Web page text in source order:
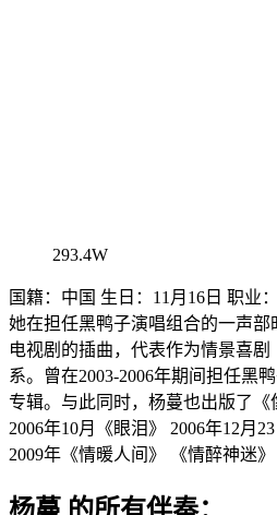
293.4W
国籍：中国 生日：11月16日 职业
她在担任黑鸭子演唱组合的一声
电视剧的插曲，代表作为情景喜
系。曾在2003-2006年期间担任
专辑。与此同时，杨蔓也出版了《
2006年10月《眼泪》 2006年12月
2009年《情暖人间》 《情醉神迷
杨蔓 的所有伴奏：